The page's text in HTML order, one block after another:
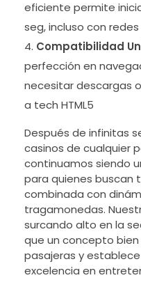
eficiente permite
seg, incluso con
Compatibilidad
perfección en
necesitar descargas
a tech HTML5
Después de infinitas
casinos de cualquier
continuamos siendo
para quienes buscan
combinada con
tragamonedas.
surcando alto en la
que un concepto
pasajeras y
excelencia en